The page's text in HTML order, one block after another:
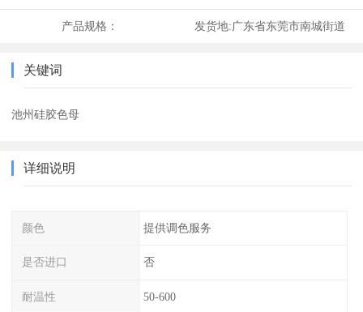
产品规格： 发货地:广东省东莞市南城街道
关键词
池州硅胶色母
详细说明
颜色 提供调色服务
是否进口 否
耐温性 50-600